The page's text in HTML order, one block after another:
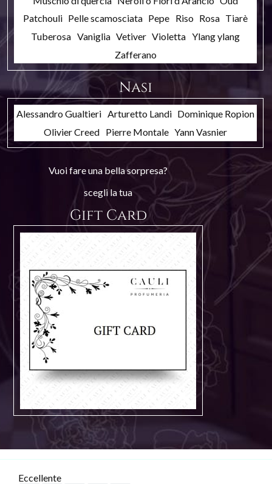
Patchouli Pelle scamosciata Pepe Riso Rosa Tiarè
Tuberosa Vaniglia Vetiver Violetta Ylang ylang
Zafferano
Nasi
Alessandro Gualtieri Arturetto Landi Dominique Ropion
Olivier Creed Pierre Montale Yann Vasnier
Vuoi fare una bella sorpresa?
scegli la tua
Gift Card
Eccellente